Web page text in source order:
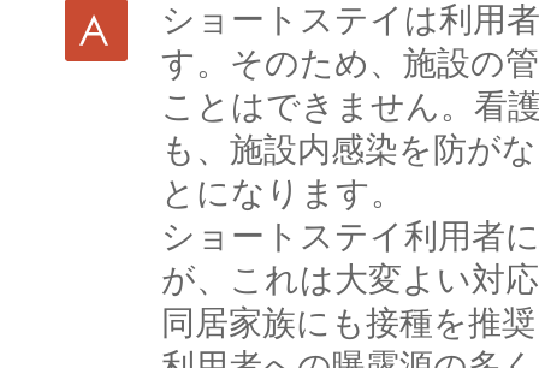
ショートステイは利用
す。そのため、施設の
ことはできません。看
も、施設内感染を防が
とになります。
ショートステイ利用者
が、これは大変よい対
同居家族にも接種を推